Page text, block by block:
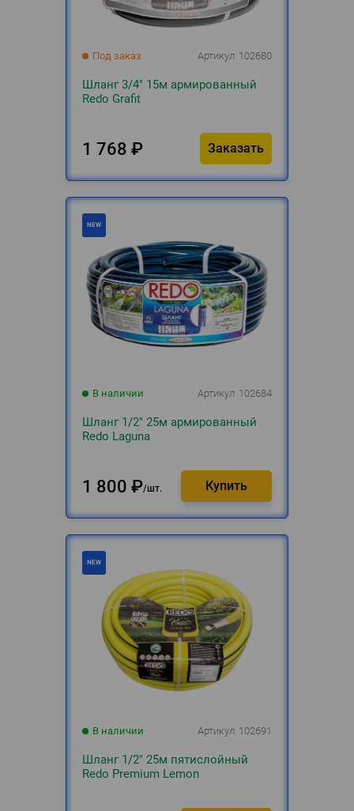
Под заказ Артикул 102680
Шланг 3/4" 15м армированный
Redo Grafit
1 768 ₽ Заказать
В наличии Артикул 102684
Шланг 1/2" 25м армированный
Redo Laguna
1 800 ₽ шт.
В наличии Артикул 102691
Шланг 1/2" 25м пятислойный
Redo Premium Lemon